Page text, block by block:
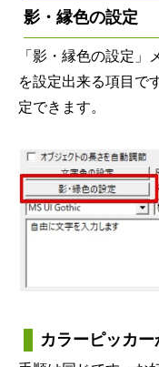
影・縁色の設定
「影・縁色の設定
を設定出来る項目で
定できます。
カラーピッカ